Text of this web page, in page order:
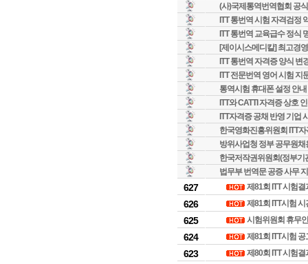
(사)국제통역번역협회 공
ITT 통번역 시험 자격검정
ITT 통번역 교육급수 정식
[제이시스메디칼] 최고경
ITT 통번역 자격증 양식 변
ITT 전문번역 영어 시험 지
통역시험 휴대폰 설정 안내
ITT와 CATTI 자격증 상호
ITT자격증 공채 반영 기업
한국영화진흥위원회 ITT
방위사업청 정부 공무원채
한국저작권위원회(정부기
법무부 번역문 공증 사무
627 제81회 ITT 시험
626 제81회 ITT시험
625 시험위원회 휴무
624 제81회 ITT시험 공
623 제80회 ITT 시험